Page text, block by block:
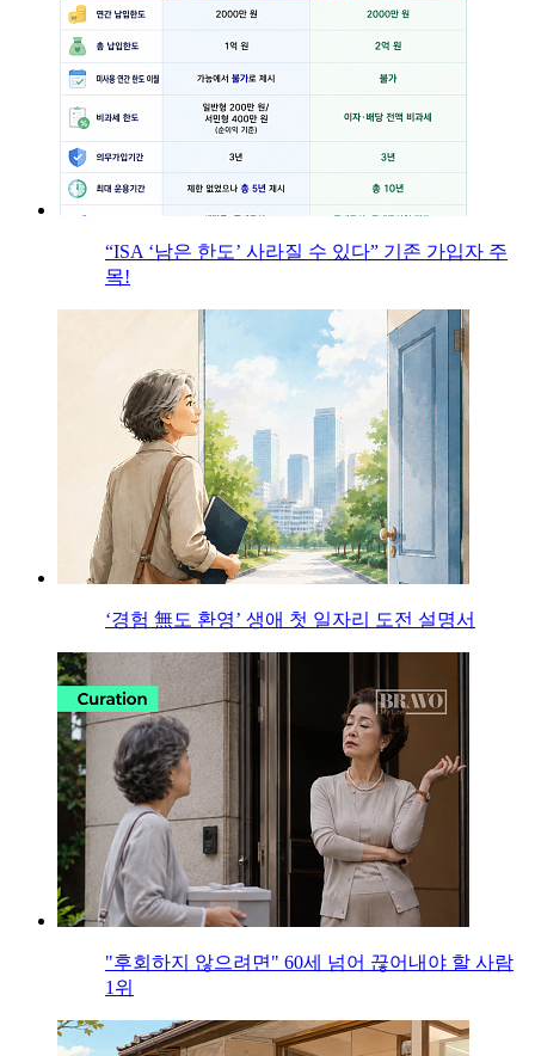
“ISA ‘남은 한도’ 사라질 수 있다” 기존 가입자 주
목!
‘경험 無도 환영’ 생애 첫 일자리 도전 설명서
"후회하지 않으려면" 60세 넘어 끊어내야 할 사람
1위